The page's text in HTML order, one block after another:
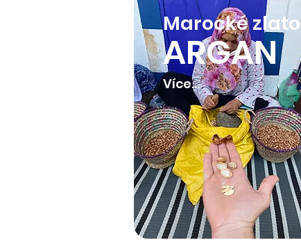
Marocké zlato
ARGAN
Více...